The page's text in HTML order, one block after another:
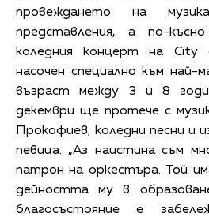
провеждането на
представления, а по-
коледния концерт на City
насочен специално към най-
възраст между 3 и 8
декември ще протече с
Прокофиев, коледни песни и
певица. „Аз наистина съм
патрон на оркестъра. Той
дейността му в
благосъстояние е